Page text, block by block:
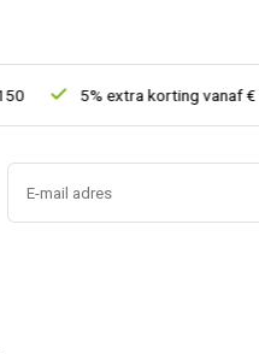
5% extra korting vanaf € 1000